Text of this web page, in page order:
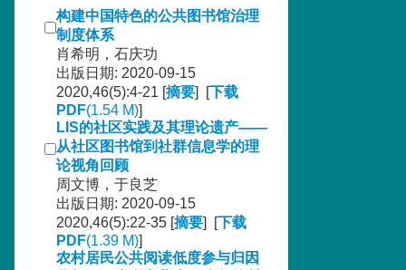
构建中国特色的公共图书馆治理
制度体系
肖希明，石庆功
出版日期: 2020-09-15
2020,46(5):4-21 [摘要] [下载
PDF(1.54 M)]
LIS的社区实践及其理论遗产——
从社区图书馆到社群信息学的理
论视角回顾
周文博，于良芝
出版日期: 2020-09-15
2020,46(5):22-35 [摘要] [下载
PDF(1.39 M)]
农村居民公共阅读低度参与归因